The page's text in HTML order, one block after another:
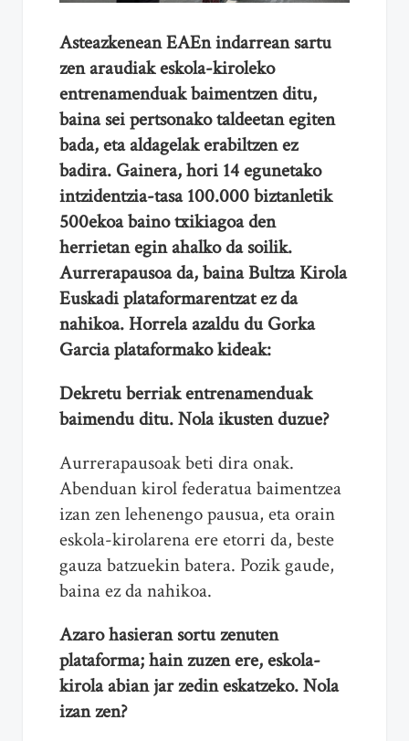
Asteazkenean EAEn indarrean sartu
zen araudiak eskola-kiroleko
entrenamenduak baimentzen ditu,
bainasei pertsonako taldeetan egiten
bada, eta aldagelak erabiltzen ez
badira. Gainera, hori 14 egunetako
intzidentzia-tasa 100.000 biztanletik
500ekoa baino txikiagoa den
herrietan egin ahalko da soilik.
Aurrerapausoa da, bainaBultza Kirola
Euskadi plataformarentzat ez da
nahikoa. Horrela azaldu du Gorka
Garcia plataformako kideak:
Dekretu berriak entrenamenduak
baimendu ditu. Nola ikusten duzue?
Aurrerapausoak beti dira onak.
Abenduan kirol federatua baimentzea
izan zen lehenengo pausua, eta orain
eskola-kirolarena ere etorri da, beste
gauza batzuekin batera. Pozik gaude,
baina ez da nahikoa.
Azaro hasieran sortu zenuten
plataforma; hain zuzen ere, eskola-
kirola abian jar zedin eskatzeko. Nola
izan zen?